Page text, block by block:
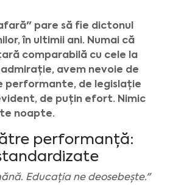
pare să fie dictonul
în ultimii ani. Numai că
comparabilă cu cele la
avem nevoie de
performante, de legislație
de puțin efort. Nimic
noapte.
performanță:
Educația ne deosebește."